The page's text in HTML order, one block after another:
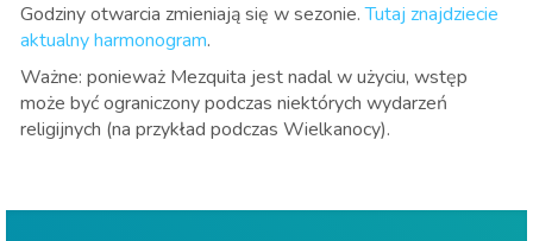
Godziny otwarcia zmieniają się w sezonie.Tutaj znajdziecie
aktualny harmonogram.
Ważne: ponieważ Mezquita jest nadal w użyciu, wstęp
może być ograniczony podczas niektórych wydarzeń
religijnych (na przykład podczas Wielkanocy).